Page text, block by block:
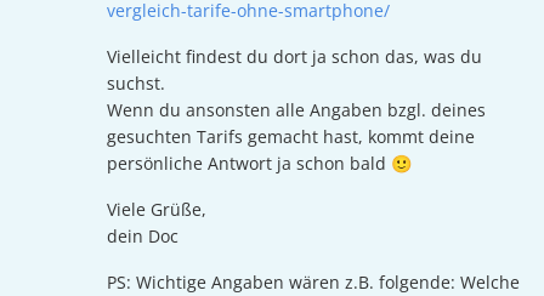
vergleich-tarife-ohne-smartphone/
Vielleicht findest du dort ja schon das, was du
suchst.
Wenn du ansonsten alle Angaben bzgl. deines
gesuchten Tarifs gemacht hast, kommt deine
persönliche Antwort ja schon bald 🙂
Viele Grüße,
dein Doc
PS: Wichtige Angaben wären z.B. folgende: Welche